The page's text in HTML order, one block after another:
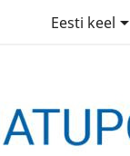
Eesti keel